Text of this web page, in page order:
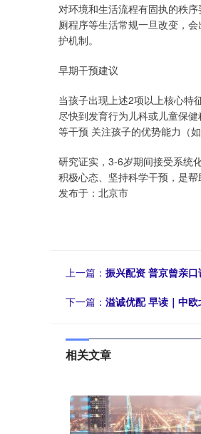
对环境和生活流程有固执的秩
厕程序等生活常规一旦改变，
护机制。
早期干预建议
当孩子出现上述2项以上核心特
尽快到发育行为儿科或儿童保
等干预 关注孩子的优势能力（
研究证实，3-6岁期间接受系统
积极心态、坚持科学干预，是帮
发布于：北京市
上一篇： 振兴配资 普京曾亲
下一篇： 溢诚优配 早读｜中
相关文章